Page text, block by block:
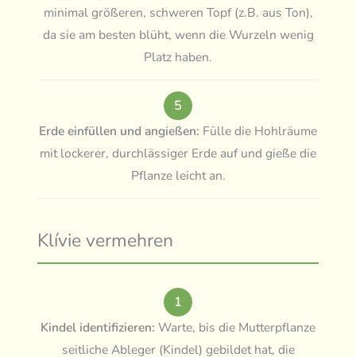
minimal größeren, schweren Topf (z.B. aus Ton),
da sie am besten blüht, wenn die Wurzeln wenig
Platz haben.
5
Erde einfüllen und angießen: Fülle die Hohlräume
mit lockerer, durchlässiger Erde auf und gieße die
Pflanze leicht an.
Klívie vermehren
1
Kindel identifizieren: Warte, bis die Mutterpflanze
seitliche Ableger (Kindel) gebildet hat, die